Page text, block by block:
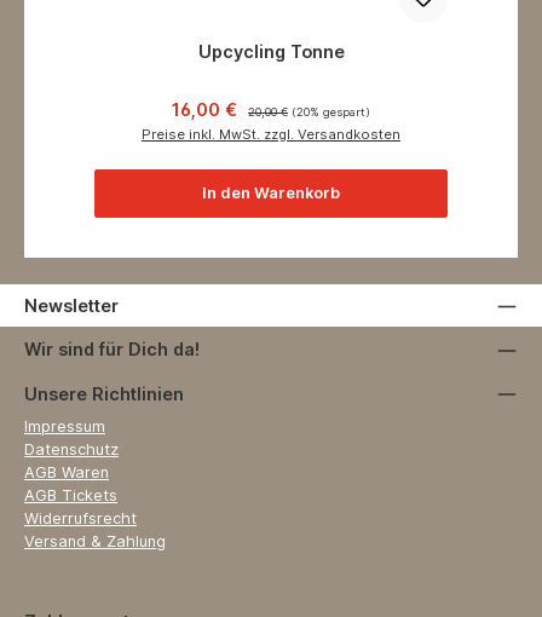
Upcycling Tonne
Verkaufspreis:
16,00 € 20,00 € (20% gespart)
Preise inkl. MwSt. zzgl. Versandkosten
In den Warenkorb
Newsletter
Wir sind für Dich da!
Unsere Richtlinien
Impressum
Datenschutz
AGB Waren
AGB Tickets
Widerrufsrecht
Versand & Zahlung